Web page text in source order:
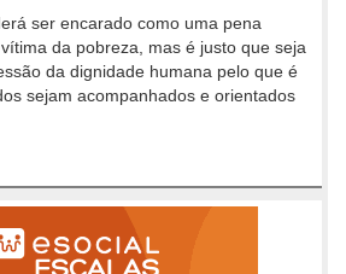
ser encarado como uma pena
da pobreza, mas é justo que seja
da dignidade humana pelo que é
sejam acompanhados e orientados